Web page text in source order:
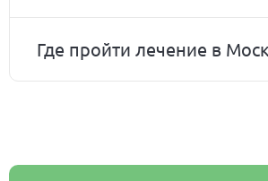
Где пройти лечение в